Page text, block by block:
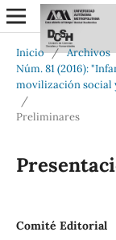
Inicio / Archivos
Núm. 81 (2016):
movilización social
/
Preliminares
Comité Editorial